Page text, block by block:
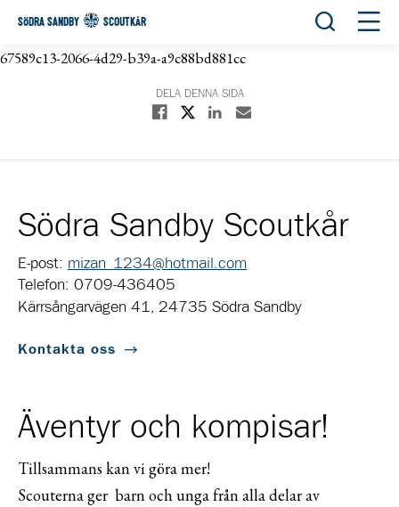
SÖDRA SANDBY SCOUTKÅR Öppna
67589c13-2066-4d29-b39a-a9c88bd881cc
DELA DENNA SIDA
Dela på Facebook
Dela på XDela på Linkedin
Dela med E-post
Södra Sandby Scoutkår
E-post: mizan_1234@hotmail.com
Telefon: 0709-436405
Kärrsångarvägen 41, 24735 Södra Sandby
Kontakta oss
Äventyr och kompisar!
Tillsammans kan vi göra mer!
Scouterna ger barn och unga från alla delar av